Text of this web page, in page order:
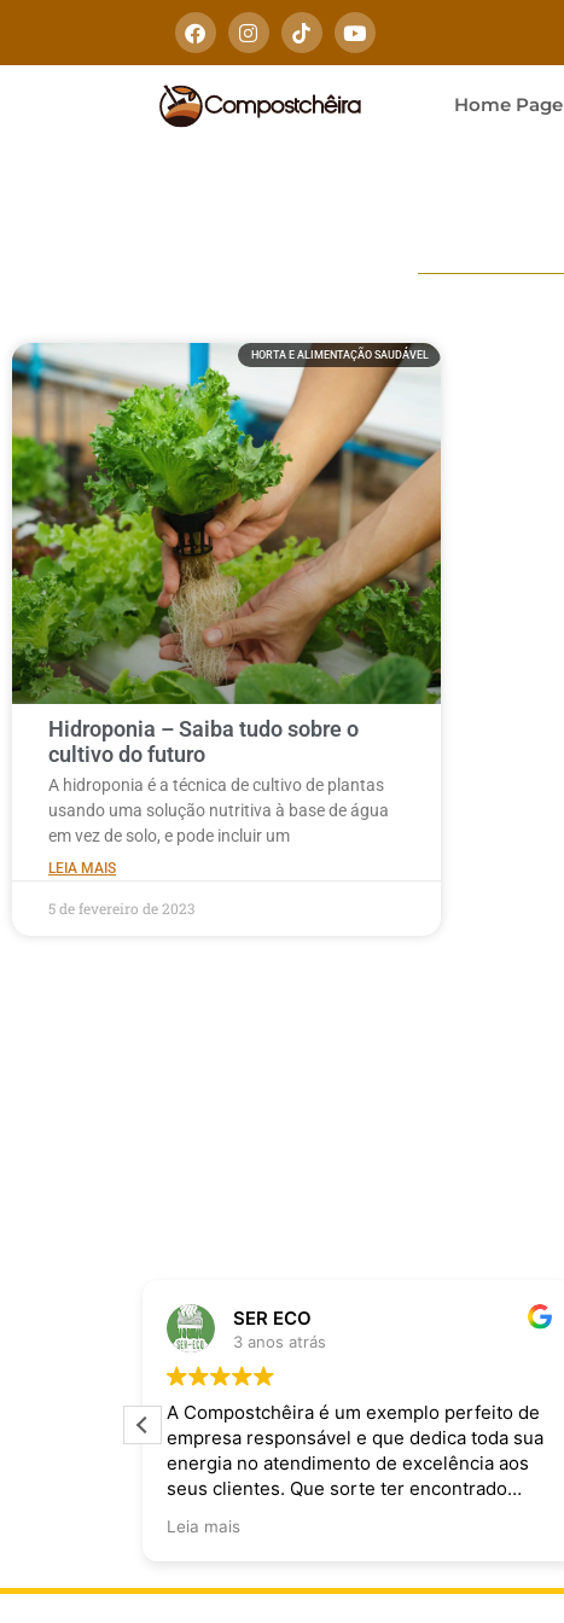
Home Page
HORTA E ALIMENTAÇÃO SAUDÁVEL
Hidroponia – Saiba tudo sobre o
cultivo do futuro
A hidroponia é a técnica de cultivo de plantas
usando uma solução nutritiva à base de água
em vez de solo, e pode incluir um
LEIA MAIS
5 de fevereiro de 2023
SER ECO
3 anos atrás
A Compostchêira é um exemplo perfeito de
empresa responsável e que dedica toda sua
energia no atendimento de excelência aos
seus clientes. Que sorte ter encontrado
Leia mais